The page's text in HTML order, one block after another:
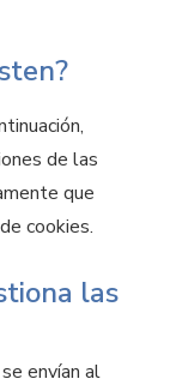
de las
que
cookies.
las
envían al